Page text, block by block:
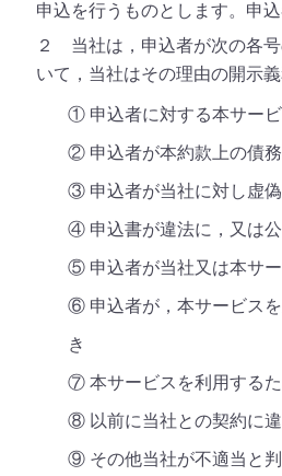
申込を行うものとします。申
２ 当社は，申込者が次の各
いて，当社はその理由の開示
① 申込者に対する本サー
② 申込者が本約款上の債
③ 申込者が当社に対し虚
④ 申込書が違法に，又は
⑤ 申込者が当社又は本サ
⑥ 申込者が，本サービス
き
⑦ 本サービスを利用する
⑧ 以前に当社との契約に
⑨ その他当社が不適当と